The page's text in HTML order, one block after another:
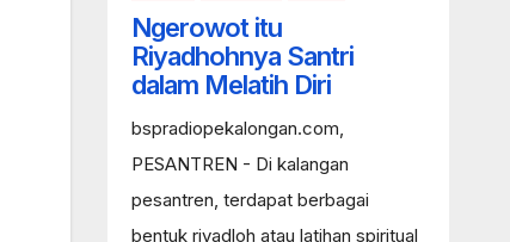
Ngerowot itu
Riyadhohnya Santri
dalam Melatih Diri
bspradiopekalongan.com,
PESANTREN - Di kalangan
pesantren, terdapat berbagai
bentuk riyadloh atau latihan spiritual